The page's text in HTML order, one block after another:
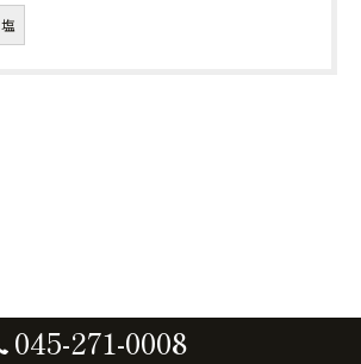
塩
045-271-0008